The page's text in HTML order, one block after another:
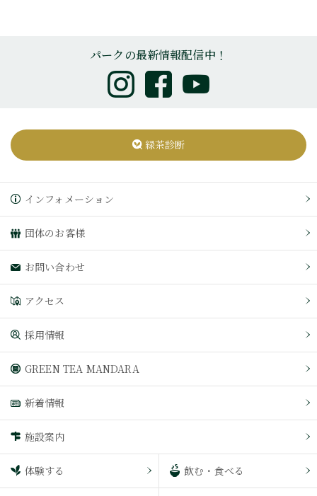
パークの最新情報配信中！
緑茶診断
インフォメーション
団体のお客様
お問い合わせ
アクセス
採用情報
GREEN TEA MANDARA
新着情報
施設案内
体験する 飲む・食べる